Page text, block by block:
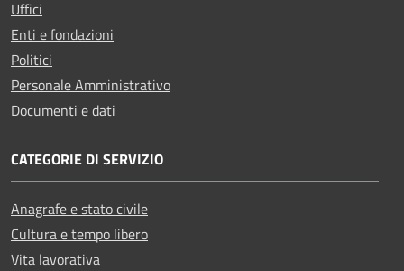
Uffici
Enti e fondazioni
Politici
Personale Amministrativo
Documenti e dati
CATEGORIE DI SERVIZIO
Anagrafe e stato civile
Cultura e tempo libero
Vita lavorativa